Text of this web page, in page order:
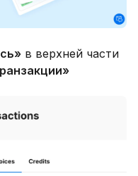
в верхней части